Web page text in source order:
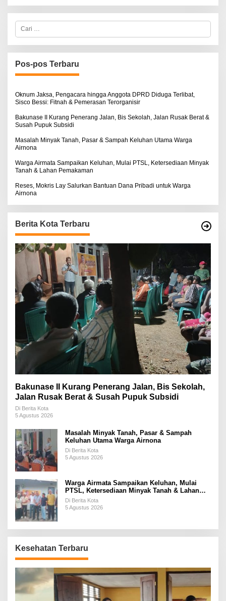
C
r
i
u
n
u
:
Pos-pos Terbaru
Oknum Jaksa, Pengacara hingga Anggota DPRD Diduga Terlibat,
Sisco Bessi: Fitnah & Pemerasan Terorganisir
Bakunase II Kurang Penerang Jalan, Bis Sekolah, Jalan Rusak Berat &
Susah Pupuk Subsidi
Masalah Minyak Tanah, Pasar & Sampah Keluhan Utama Warga
Airnona
Warga Airmata Sampaikan Keluhan, Mulai PTSL, Ketersediaan Minyak
Tanah & Lahan Pemakaman
Reses, Mokris Lay Salurkan Bantuan Dana Pribadi untuk Warga
Airnona
Berita Kota Terbaru
Bakunase II Kurang Penerang Jalan, Bis Sekolah,
Jalan Rusak Berat & Susah Pupuk Subsidi
Di Berita Kota
5 Agustus 2026
Masalah Minyak Tanah, Pasar & Sampah
Keluhan Utama Warga Airnona
Di Berita Kota
5 Agustus 2026
Warga Airmata Sampaikan Keluhan, Mulai
PTSL, Ketersediaan Minyak Tanah & Lahan
Pemakaman
Di Berita Kota
5 Agustus 2026
Kesehatan Terbaru